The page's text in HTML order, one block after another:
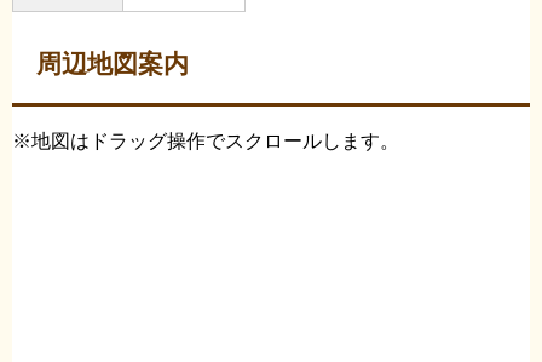
周辺地図案内
※地図はドラッグ操作でスクロールします。